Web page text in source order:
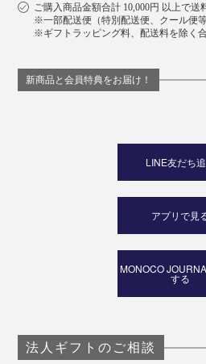
ご購入商品金額合計 10,000円 以上で送
※一部配送便（特別配送便、クール便
※ギフトラッピング料、配送料を除く
新商品と会員特典をお届け！
LINE友だち
アプリで見
MONOCO
する
法人ギフトのご相談